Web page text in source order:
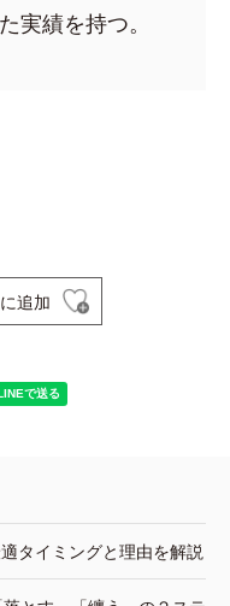
実績を持つ。
追加
タイミングと理由を解説